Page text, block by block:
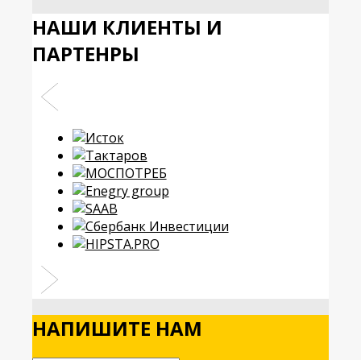
НАШИ КЛИЕНТЫ И
ПАРТЕНРЫ
НАПИШИТЕ НАМ